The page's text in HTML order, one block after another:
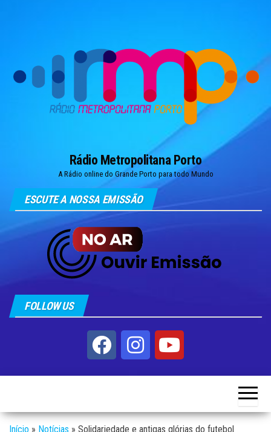
Rádio Metropolitana Porto
A Rádio online do Grande Porto para todo Mundo
ESCUTE A NOSSA EMISSÃO
FOLLOW US
Início » Notícias » Solidariedade e antigas glórias do futebol